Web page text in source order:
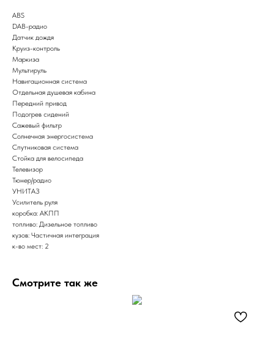
ABS
DAB-радио
Датчик дождя
Круиз-контроль
Маркиза
Мультируль
Навигационная система
Отдельная душевая кабина
Передний привод
Подогрев сидений
Сажевый фильтр
Солнечная энергосистема
Спутниковая система
Стойка для велосипеда
Телевизор
Тюнер/радио
УНИТАЗ
Усилитель руля
коробка: АКПП
топливо: Дизельное топливо
кузов: Частичная интеграция
к-во мест: 2
Смотрите так же